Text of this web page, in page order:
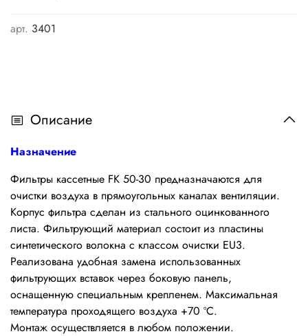
арт. 3401
Описание
Назначение
Фильтры кассетные FK 50-30 предназначаются для
очистки воздуха в прямоугольных каналах вентиляции.
Корпус фильтра сделан из стального оцинкованного
листа. Фильтрующий материал состоит из пластины
синтетического волокна с классом очистки EU3.
Реализована удобная замена использованных
фильтрующих вставок через боковую панель,
оснащенную специальным крепленем. Максимальная
температура проходящего воздуха +70 ºС.
Монтаж осуществляется в любом положении.